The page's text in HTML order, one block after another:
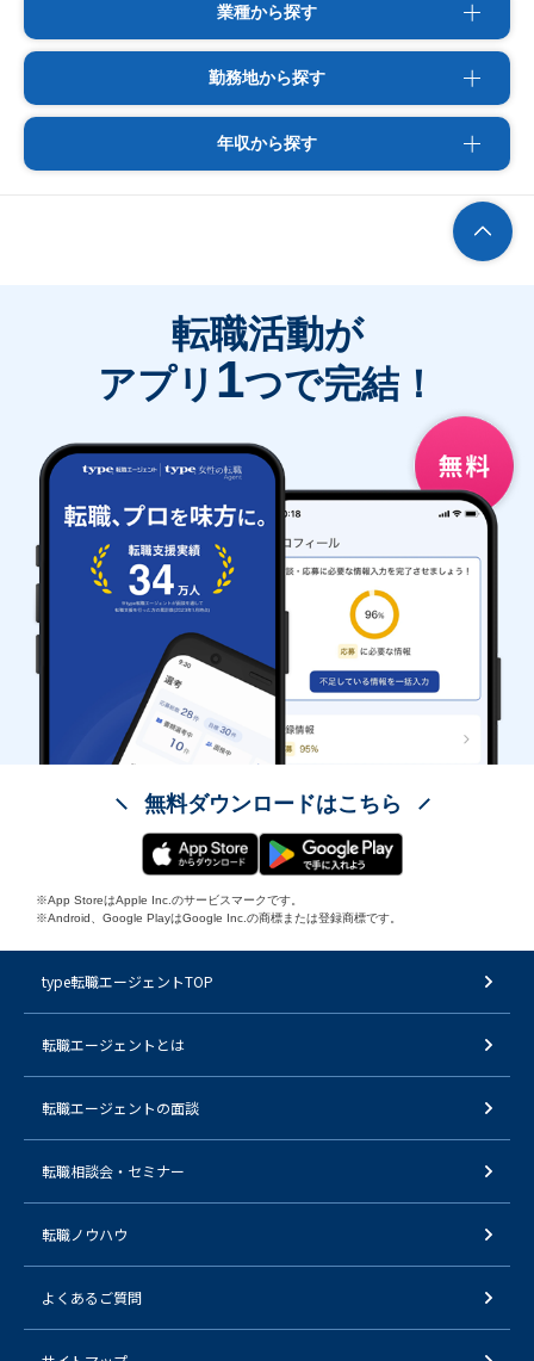
業種から探す
勤務地から探す
年収から探す
転職活動が
アプリ 1つで完結！
無料ダウンロードはこちら
※App StoreはApple Inc.のサービスマークです。
※Android、Google PlayはGoogle Inc.の商標または登録商標です。
type転職エージェントTOP
転職エージェントとは
転職エージェントの面談
転職相談会・セミナー
転職ノウハウ
よくあるご質問